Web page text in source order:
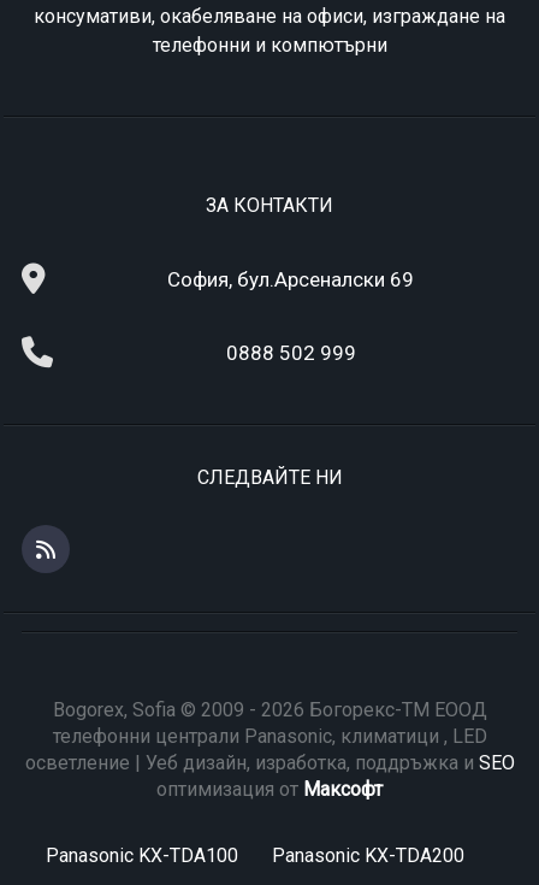
консумативи, окабеляване на офиси, изграждане на
телефонни и компютърни
ЗА КОНТАКТИ
София, бул.Арсеналски 69
0888 502 999
СЛЕДВАЙТЕ НИ
Bogorex, Sofia © 2009 - 2026 Богорекс-ТМ ЕООД
телефонни централи Panasonic, климатици , LED
осветление | Уеб дизайн, изработка, поддръжка и SEO
оптимизация от Максофт
Panasonic KX-TDA100 Panasonic KX-TDA200